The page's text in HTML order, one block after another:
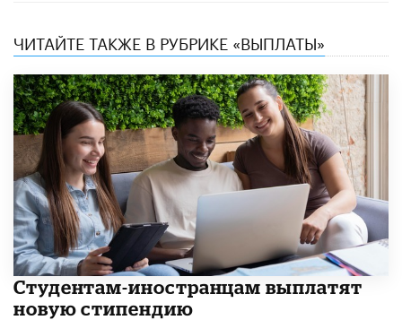
ЧИТАЙТЕ ТАКЖЕ В РУБРИКЕ «ВЫПЛАТЫ»
Студентам-иностранцам выплатят
новую стипендию